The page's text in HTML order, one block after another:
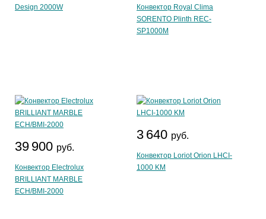
Design 2000W
Конвектор Royal Clima
SORENTO Plinth REC-
SP1000M
39 900 руб.
Конвектор Electrolux
BRILLIANT MARBLE
ECH/BMI-2000
3 640 руб.
Конвектор Loriot Orion LHCI-
1000 KM